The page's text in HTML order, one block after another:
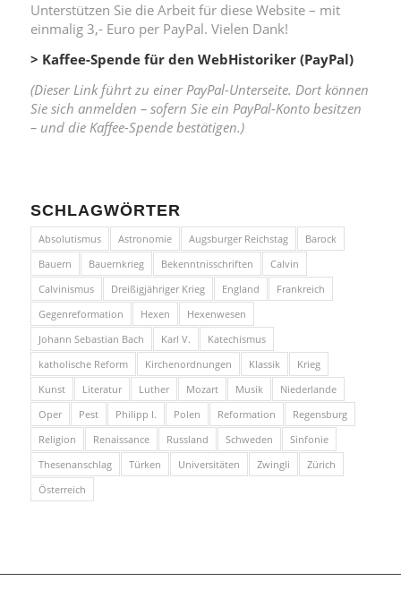
Unterstützen Sie die Arbeit für diese Website – mit
einmalig 3,- Euro per PayPal. Vielen Dank!
> Kaffee-Spende für den WebHistoriker (PayPal)
(Dieser Link führt zu einer PayPal-Unterseite. Dort können
Sie sich anmelden – sofern Sie ein PayPal-Konto besitzen
– und die Kaffee-Spende bestätigen.)
SCHLAGWÖRTER
Absolutismus Astronomie Augsburger Reichstag
Barock
Bauern
Bauernkrieg Bekenntnisschriften
Calvin
Calvinismus
Dreißigjähriger Krieg England
Frankreich
Gegenreformation
Hexen
Hexenwesen
Johann Sebastian Bach
Karl V.
Katechismus
katholische Reform
Kirchenordnungen Klassik
Krieg
Kunst
Literatur Luther Mozart Musik
Niederlande
Oper
Pest Philipp I. Polen Reformation
Regensburg
Religion
Renaissance Russland Schweden
Sinfonie
Thesenanschlag
Türken Universitäten Zwingli
Zürich
Österreich